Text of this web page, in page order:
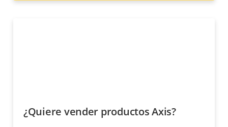
¿Quiere vender productos Axis?